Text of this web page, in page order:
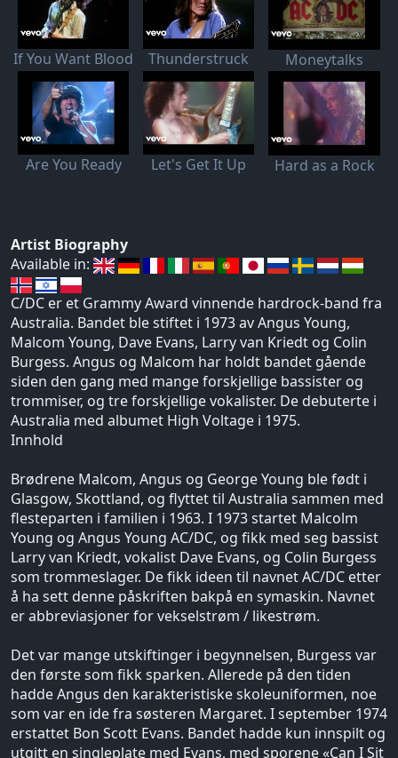
If You Want Blood Thunderstruck Moneytalks
Are You Ready Let's Get It Up Hard as a Rock
Artist Biography
Available in:
C/DC er et Grammy Award vinnende hardrock-band fra
Australia. Bandet ble stiftet i 1973 av Angus Young,
Malcom Young, Dave Evans, Larry van Kriedt og Colin
Burgess. Angus og Malcom har holdt bandet gående
siden den gang med mange forskjellige bassister og
trommiser, og tre forskjellige vokalister. De debuterte i
Australia med albumet High Voltage i 1975.
Innhold
Brødrene Malcom, Angus og George Young ble født i
Glasgow, Skottland, og flyttet til Australia sammen med
flesteparten i familien i 1963. I 1973 startet Malcolm
Young og Angus Young AC/DC, og fikk med seg bassist
Larry van Kriedt, vokalist Dave Evans, og Colin Burgess
som trommeslager. De fikk ideen til navnet AC/DC etter
å ha sett denne påskriften bakpå en symaskin. Navnet
er abbreviasjoner for vekselstrøm / likestrøm.
Det var mange utskiftinger i begynnelsen, Burgess var
den første som fikk sparken. Allerede på den tiden
hadde Angus den karakteristiske skoleuniformen, noe
som var en ide fra søsteren Margaret. I september 1974
erstattet Bon Scott Evans. Bandet hadde kun innspilt og
utgitt en singleplate med Evans, med sporene «Can I Sit